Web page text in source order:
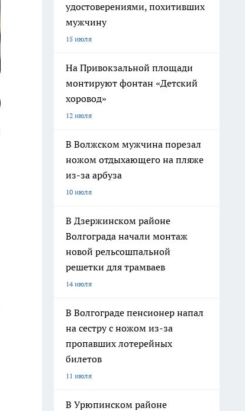
удостоверениями, похитивших
мужчину
15 июля
На Привокзальной площади
монтируют фонтан «Детский
хоровод»
12 июля
В Волжском мужчина порезал
ножом отдыхающего на пляже
из-за арбуза
10 июля
В Дзержинском районе
Волгограда начали монтаж
новой рельсошпальной
решетки для трамваев
14 июля
В Волгограде пенсионер напал
на сестру с ножом из-за
пропавших лотерейных
билетов
11 июля
В Урюпинском районе